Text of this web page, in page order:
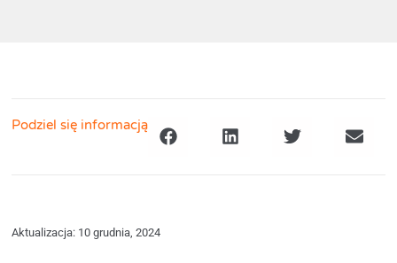
Podziel się informacją
Aktualizacja: 10 grudnia, 2024